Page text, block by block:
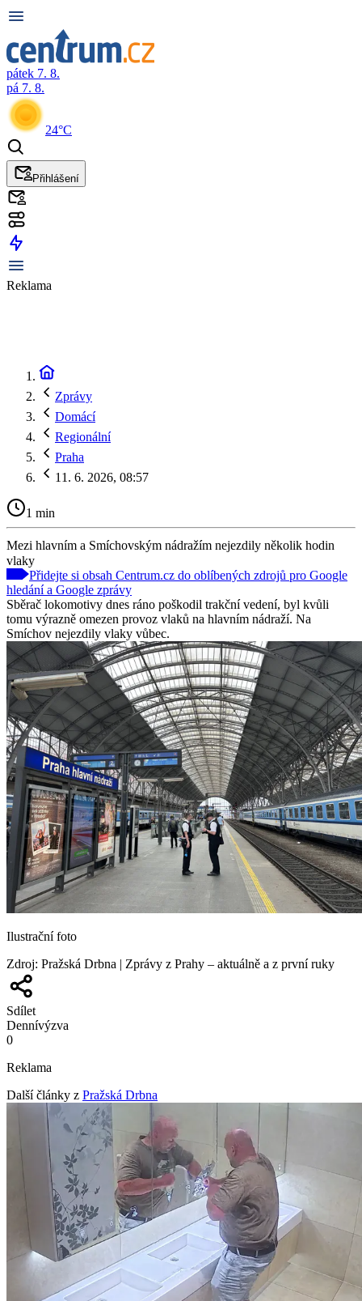
pátek 7. 8.
pá 7. 8.
24°C
Přihlášení
Reklama
Zprávy
Domácí
Regionální
Praha
11. 6. 2026, 08:57
1 min
Mezi hlavním a Smíchovským nádražím nejezdily několik hodin
vlaky
Přidejte si obsah Centrum.cz do oblíbených zdrojů pro Google
hledání a Google zprávy
Sběrač lokomotivy dnes ráno poškodil trakční vedení, byl kvůli
tomu výrazně omezen provoz vlaků na hlavním nádraží. Na
Smíchov nejezdily vlaky vůbec.
Ilustrační foto
Zdroj: Pražská Drbna | Zprávy z Prahy – aktuálně a z první ruky
Sdílet
Dennívýzva
0
Reklama
Další články z Pražská Drbna